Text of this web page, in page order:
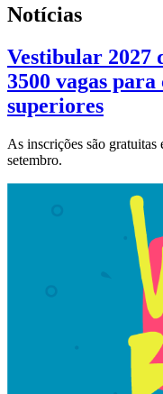
Notícias
Vestibular 2027
3500 vagas para
superiores
As inscrições são gratuitas
setembro.